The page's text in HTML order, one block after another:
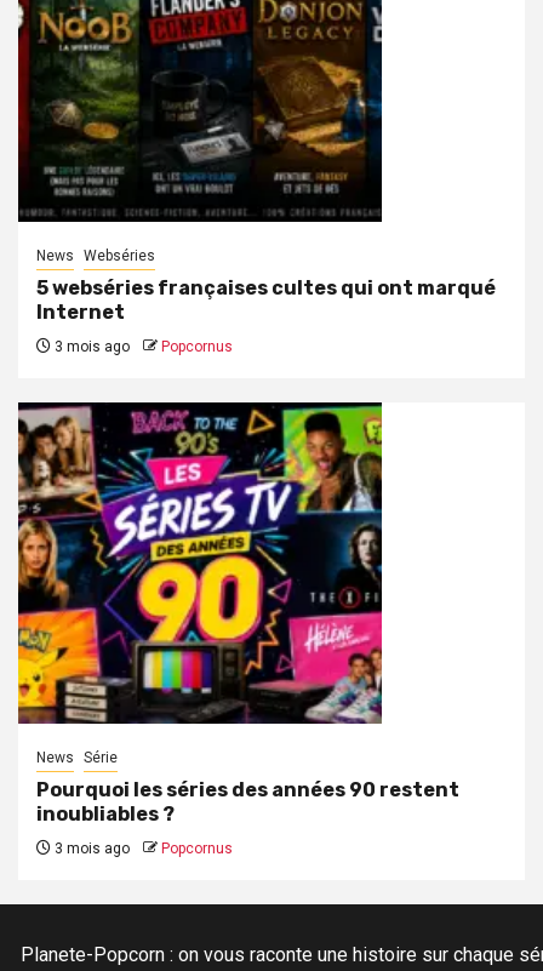
News Webséries
5 webséries françaises cultes qui ont marqué
Internet
3 mois ago Popcornus
News Série
Pourquoi les séries des années 90 restent
inoubliables ?
3 mois ago Popcornus
Planete-Popcorn : on vous raconte une histoire sur chaque